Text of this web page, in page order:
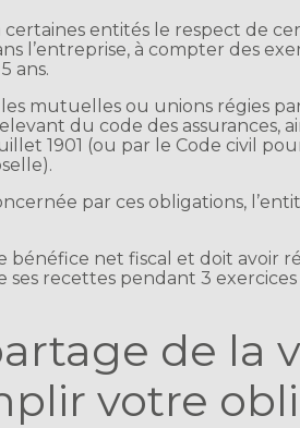
certaines entités le respect de
l’entreprise, à compter des
ans.
mutuelles ou unions régies
du code des assurances,
1901 (ou par le Code civil
par ces obligations,
bénéfice net fiscal et doit avoir
ses recettes pendant 3
de la
votre